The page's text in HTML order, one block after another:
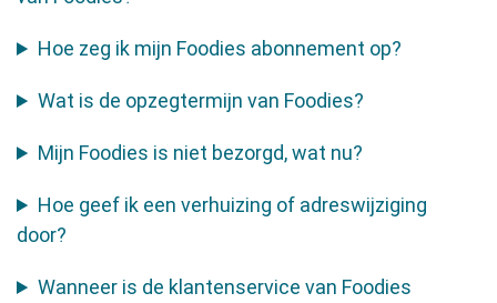
Hoe zeg ik mijn Foodies abonnement op?
Wat is de opzegtermijn van Foodies?
Mijn Foodies is niet bezorgd, wat nu?
Hoe geef ik een verhuizing of adreswijziging
door?
Wanneer is de klantenservice van Foodies